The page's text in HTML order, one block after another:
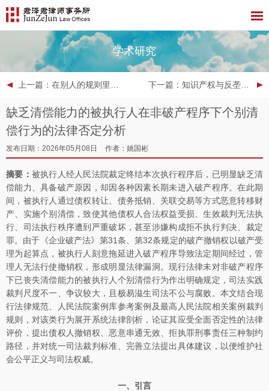
学术研究
上一篇 ：在别人的规则里打仗——医疗器械企业出海亚太法律实战手册 下一篇 ：知识产权与反垄断月刊 | 2026年4月
缺乏清偿能力的被执行人在非破产程序下个别清
偿行为的法律否定分析
发布日期：2026年05月08日 作者：姚国彬
摘要： 被执行人经人民法院裁定终结本次执行程序后，已明显缺乏清
偿能力、具备破产原因，却因各种因素长期未进入破产程序。在此期
间，被执行人通过债权转让、债务抵销、关联交易等方式恶意转移财
产、实施个别清偿，致使其他债权人合法权益受损、生效裁判无法执
行、司法执行秩序遭到严重破坏，甚至涉嫌构成拒不执行判决、裁定
罪。由于《企业破产法》第31条、第32条规定的破产撤销权以破产受
理为起算点，被执行人刻意拖延进入破产程序导致法定期间经过，管
理人无法行使撤销权，形成明显法律漏洞。现行法律未对非破产程序
下已丧失清偿能力的被执行人个别清偿行为作出明确规定，司法实践
裁判尺度不一、争议较大，且极易滋生司法不公与腐败。本文结合现
行法律规范、人民法院案例库参考案例及最高人民法院相关案例裁判
规则，对该类行为展开系统法律剖析，论证其应受全面否定性的法律
评价，提出债权人撤销权、恶意串通无效、拒执罪刑事责任三种制约
路径，并对统一司法裁判标准、完善立法提出具体建议，以便维护社
会公平正义与司法权威。
一、引言